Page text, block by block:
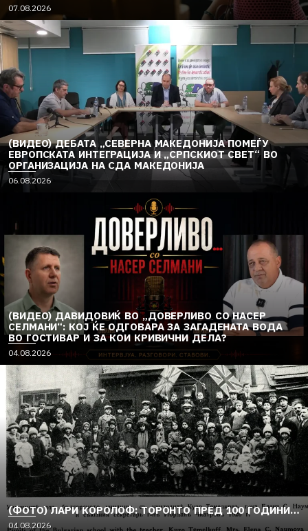
07.08.2026
(ВИДЕО) ДЕБАТА „СЕВЕРНА МАКЕДОНИЈА ПОМЕЃУ
ЕВРОПСКАТА ИНТЕГРАЦИЈА И „СРПСКИОТ СВЕТ“ ВО
ОРГАНИЗАЦИЈА НА СДА МАКЕДОНИЈА
06.08.2026
(ВИДЕО) ДАВИДОВИЌ ВО „ДОВЕРЛИВО СО НАСЕР
СЕЛМАНИ“: КОЈ ЌЕ ОДГОВАРА ЗА ЗАГАДЕНАТА ВОДА
ВО ГОСТИВАР И ЗА КОИ КРИВИЧНИ ДЕЛА?
04.08.2026
(ФОТО) ЛАРИ КОРОЛОФ: ТОРОНТО ПРЕД 100 ГОДИНИ…
04.08.2026